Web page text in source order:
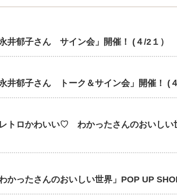
井郁子さん サイン会」開催！ (４/2１）
井郁子さん トーク＆サイン会」開催！ (４
トロかわいい♡ わかったさんのおいしい
ったさんのおいしい世界」POP UP